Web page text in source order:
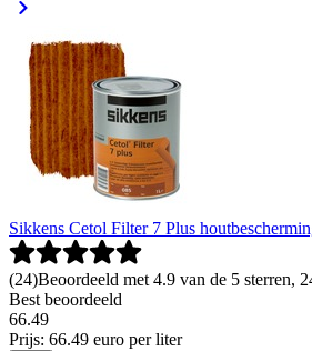
Sikkens Cetol Filter 7 Plus
(24)Beoordeeld met 4.9 van de 5 sterren,
Best beoordeeld
66.49
Prijs: 66.49 euro per liter